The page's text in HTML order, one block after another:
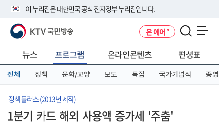
이 누리집은 대한민국 공식 전자정부 누리집입니다.
공식 누리집 주소 확인하기
니다.
이밖에 or.kr 또는 .kr등 다른 도메인 주소를 사용하고 있다면 아래 URL에
서 도메인 주소를 확인해 보세요
KTV 국민방송 온 에어
뉴스 프로그램 온라인콘텐츠 편성표
전체 정책 문화/교양 보도 특집 국가기념식 종영
정책 플러스 (2013년 제작)
1분기 카드 해외 사용액 증가세 '주춤'